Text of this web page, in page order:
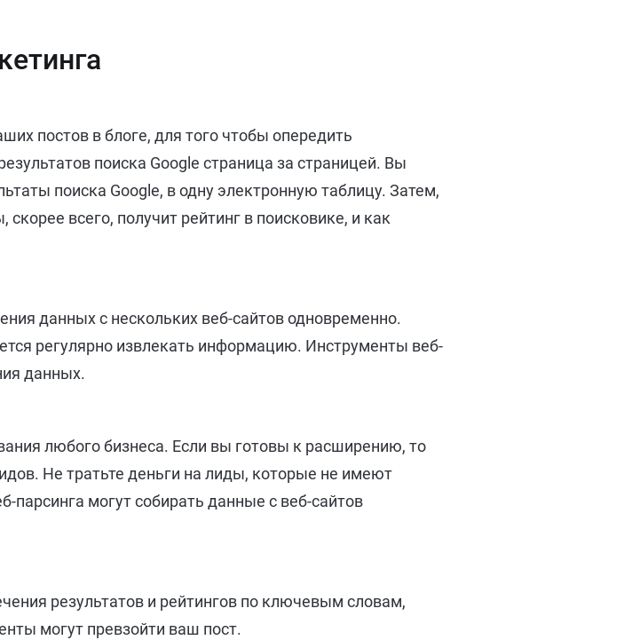
постов в блоге, для того чтобы опередить
поиска Google cтраница за страницей. Вы
поиска Google, в одну электронную таблицу. Затем,
всего, получит рейтинг в поисковике, и как
данных с нескольких веб-сайтов одновременно.
регулярно извлекать информацию. Инструменты веб-
данных.
любого бизнеса. Если вы готовы к расширению, то
Не тратьте деньги на лиды, которые не имеют
могут собирать данные с веб-сайтов
результатов и рейтингов по ключевым словам,
могут превзойти ваш пост.